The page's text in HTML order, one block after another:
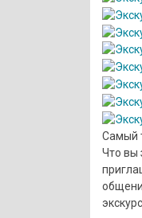
Самый
Что вы